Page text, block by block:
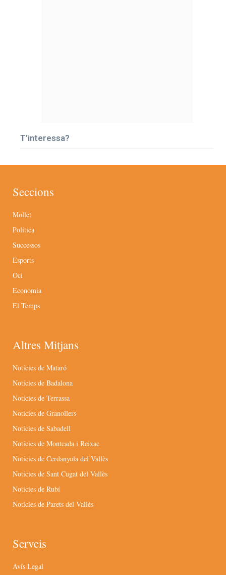
T’interessa?
Seccions
Mollet
Política
Successos
Esports
Oci
Economia
El Temps
Altres Mitjans
Notícies de Mataró
Notícies de Badalona
Notícies de Terrassa
Notícies de Granollers
Notícies de Sabadell
Notícies de Montcada i Reixac
Notícies de Cerdanyola del Vallès
Notícies de Sant Cugat del Vallès
Notícies de Rubí
Notícies de Parets del Vallès
Serveis
Avís Legal